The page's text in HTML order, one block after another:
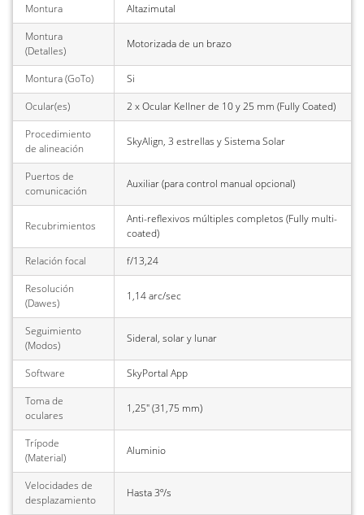
Montura
Altazimutal
Montura
(Detalles)
Motorizada de un brazo
Montura (GoTo)
Si
Ocular(es)
2 x Ocular Kellner de 10 y 25 mm (Fully Coated)
Procedimiento
de alineación
SkyAlign, 3 estrellas y Sistema Solar
Puertos de
comunicación
Auxiliar (para control manual opcional)
Recubrimientos
Anti-reflexivos múltiples completos (Fully multi-
coated)
Relación focal
f/13,24
Resolución
(Dawes)
1,14 arc/sec
Seguimiento
(Modos)
Sideral, solar y lunar
Software
SkyPortal App
Toma de
oculares
1,25" (31,75 mm)
Trípode
(Material)
Aluminio
Velocidades de
desplazamiento
Hasta 3º/s